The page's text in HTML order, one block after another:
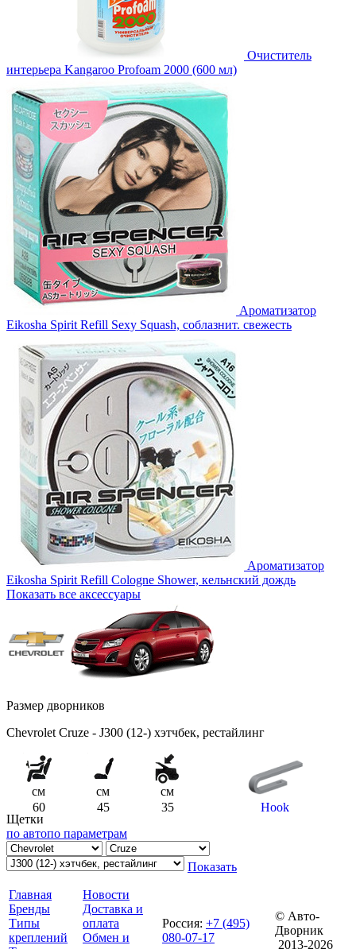
Очиститель
интерьера Kangaroo Profoam 2000 (600 мл)
Ароматизатор
Eikosha Spirit Refill Sexy Squash, соблазнит. свежесть
Ароматизатор
Eikosha Spirit Refill Cologne Shower, кельнский дождь
Показать все аксессуары
Размер дворников
Chevrolet Cruze - J300 (12-) хэтчбек, рестайлинг
см см
см
60
45 35
Hook
Щетки
по автопо параметрам
Показать
Главная
Бренды
Типы
креплений
Новости
Доставка и
оплата
Обмен и
Россия: +7 (495)
080-07-17
© Авто-
Дворник
2013-2026